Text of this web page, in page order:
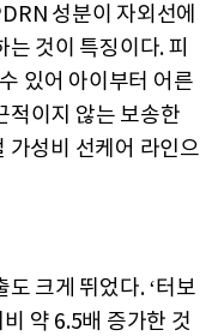
성분이 자외선에
것이 특징이다. 피
있어 아이부터 어른
적이지 않는 보송한
가성비 선케어 라인으
크게 뛰었다. ‘터보
약 6.5배 증가한 것